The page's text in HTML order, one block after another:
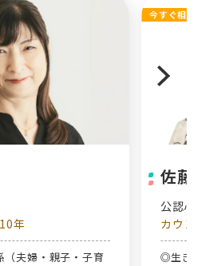
年
（夫婦・親子・子育
今すぐ相談可能
佐藤真
公認心理
カウンセ
◎生きると